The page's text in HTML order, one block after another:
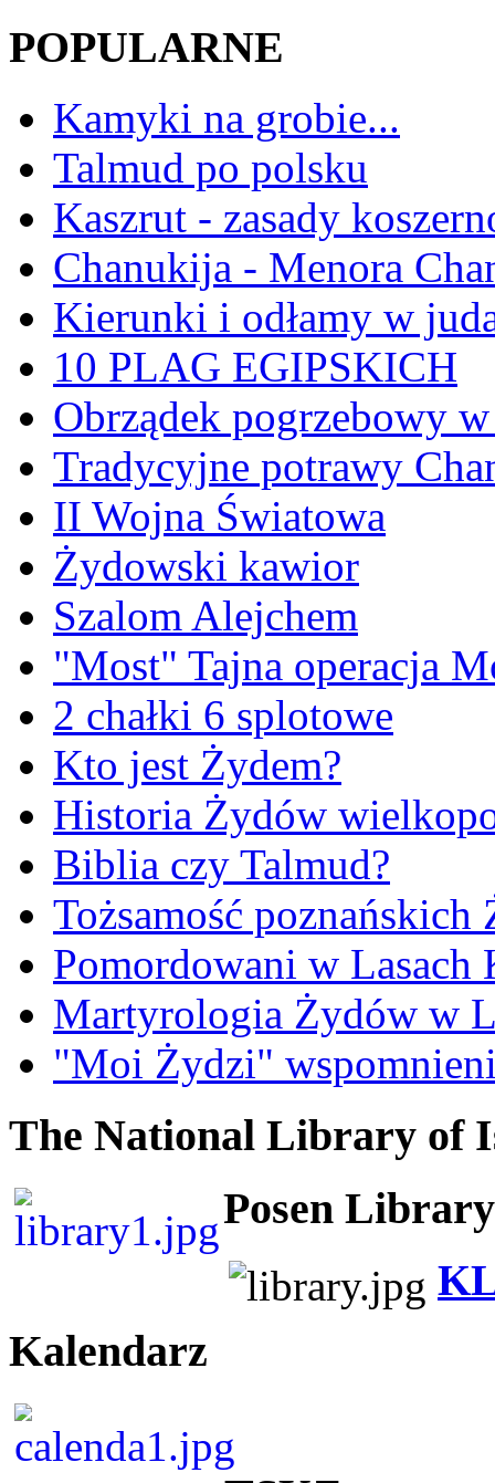
POPULARNE
Kamyki na grobie...
Talmud po polsku
Kaszrut - zasady
Chanukija - Menora
Kierunki i odłamy w
10 PLAG EGIPSKICH
Obrządek pogrzebowy
Tradycyjne potrawy
II Wojna Światowa
Żydowski kawior
Szalom Alejchem
"Most" Tajna operacja
2 chałki 6 splotowe
Kto jest Żydem?
Historia Żydów
Biblia czy Talmud?
Tożsamość poznańskich
Pomordowani w Lasach
Martyrologia Żydów w
"Moi Żydzi"
The National Library of
Posen Library
Kalendarz